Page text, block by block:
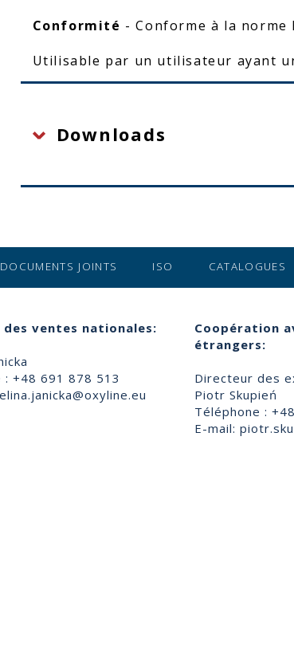
Conformité - Conforme à la norme
Utilisable par un utilisateur ayant
Downloads
DOCUMENTS JOINTS ISO CATALOGUES
ventes nationales:
: +48 691 878 513
Coopération
étrangers:
Directeur des
Piotr Skupień
Téléphone :
E-mail: